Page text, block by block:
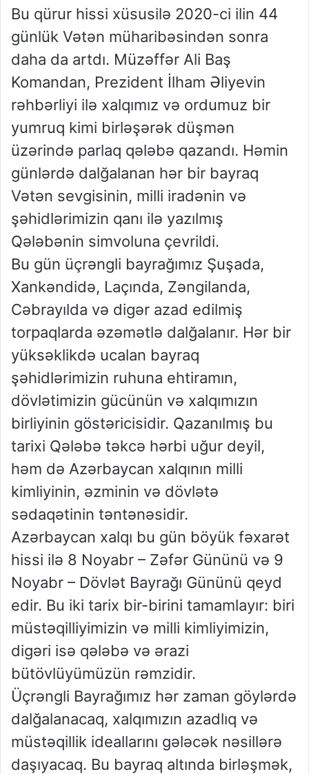
Bu qürur hissi xüsusilə 2020-ci ilin 44
günlük Vətən müharibəsindən sonra
daha da artdı. Müzəffər Ali Baş
Komandan, Prezident İlham Əliyevin
rəhbərliyi ilə xalqımız və ordumuz bir
yumruq kimi birləşərək düşmən
üzərində parlaq qələbə qazandı. Həmin
günlərdə dalğalanan hər bir bayraq
Vətən sevgisinin, milli iradənin və
şəhidlərimizin qanı ilə yazılmış
Qələbənin simvoluna çevrildi.
Bu gün üçrəngli bayrağımız Şuşada,
Xankəndidə, Laçında, Zəngilanda,
Cəbrayılda və digər azad edilmiş
torpaqlarda əzəmətlə dalğalanır. Hər bir
yüksəklikdə ucalan bayraq
şəhidlərimizin ruhuna ehtiramın,
dövlətimizin gücünün və xalqımızın
birliyinin göstəricisidir. Qazanılmış bu
tarixi Qələbə təkcə hərbi uğur deyil,
həm də Azərbaycan xalqının milli
kimliyinin, əzminin və dövlətə
sədaqətinin təntənəsidir.
Azərbaycan xalqı bu gün böyük fəxarət
hissi ilə 8 Noyabr – Zəfər Gününü və 9
Noyabr – Dövlət Bayrağı Gününü qeyd
edir. Bu iki tarix bir-birini tamamlayır: biri
müstəqilliyimizin və milli kimliyimizin,
digəri isə qələbə və ərazi
bütövlüyümüzün rəmzidir.
Üçrəngli Bayrağımız hər zaman göylərdə
dalğalanacaq, xalqımızın azadlıq və
müstəqillik ideallarını gələcək nəsillərə
daşıyacaq. Bu bayraq altında birləşmək,